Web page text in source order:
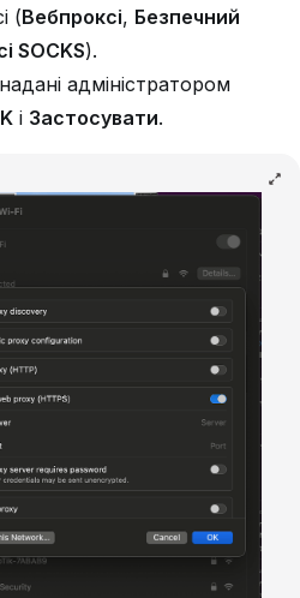
(Вебпроксі, Безпечний
SOCKS).
адміністратором
і Застосувати.